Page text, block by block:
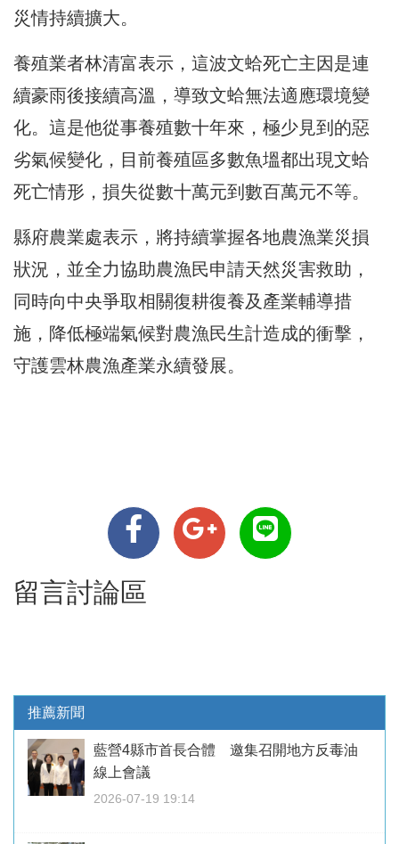
災情持續擴大。
養殖業者林清富表示，這波文蛤死亡主因是連
續豪雨後接續高溫，導致文蛤無法適應環境變
化。這是他從事養殖數十年來，極少見到的惡
劣氣候變化，目前養殖區多數魚塭都出現文蛤
死亡情形，損失從數十萬元到數百萬元不等。
縣府農業處表示，將持續掌握各地農漁業災損
狀況，並全力協助農漁民申請天然災害救助，
同時向中央爭取相關復耕復養及產業輔導措
施，降低極端氣候對農漁民生計造成的衝擊，
守護雲林農漁產業永續發展。
留言討論區
推薦新聞
藍營4縣市首長合體 邀集召開地方反毒油
線上會議
2026-07-19 19:14